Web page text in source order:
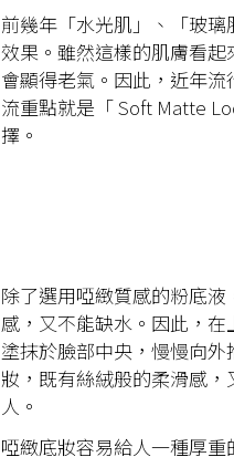
前幾年「水光肌」、「玻
效果。雖然這樣的肌膚看
會顯得老氣。因此，近年
流重點就是「 Soft Matte
擇。
除了選用啞緻質感的粉底
感，又不能缺水。因此，
塗抹於臉部中央，慢慢向
妝，既有絲絨般的柔滑感
人。
啞緻底妝容易給人一種厚